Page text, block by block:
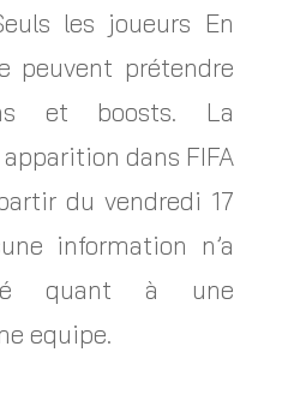
les joueurs En
peuvent prétendre
et boosts. La
dans FIFA
du vendredi 17
information n’a
quant à une
equipe.